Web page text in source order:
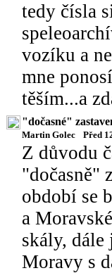
tedy čísla
vozíku a
mne
těším...a
"dočasné"
Martin Golec Před
Z důvodu
"dočasně"
období se
a
skály,
Moravy s